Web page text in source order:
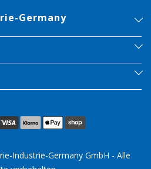
Germany
Industrie-Germany GmbH - Alle